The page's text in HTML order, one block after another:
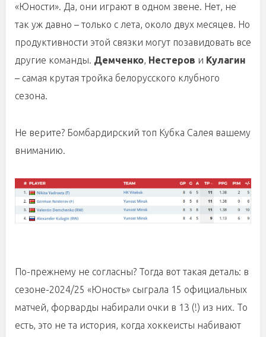
«Юности». Да, они играют в одном звене. Нет, не
так уж давно – только с лета, около двух месяцев. Но
продуктивности этой связки могут позавидовать все
другие команды. Демченко, Нестеров и Кулагин
– самая крутая тройка белорусского клубного
сезона.
Не верите? Бомбардирский топ Кубка Салея вашему
вниманию.
По-прежнему не согласны? Тогда вот такая деталь: в
сезоне-2024/25 «Юность» сыграла 15 официальных
матчей, форварды набирали очки в 13 (!) из них. То
есть, это не та история, когда хоккеисты набивают